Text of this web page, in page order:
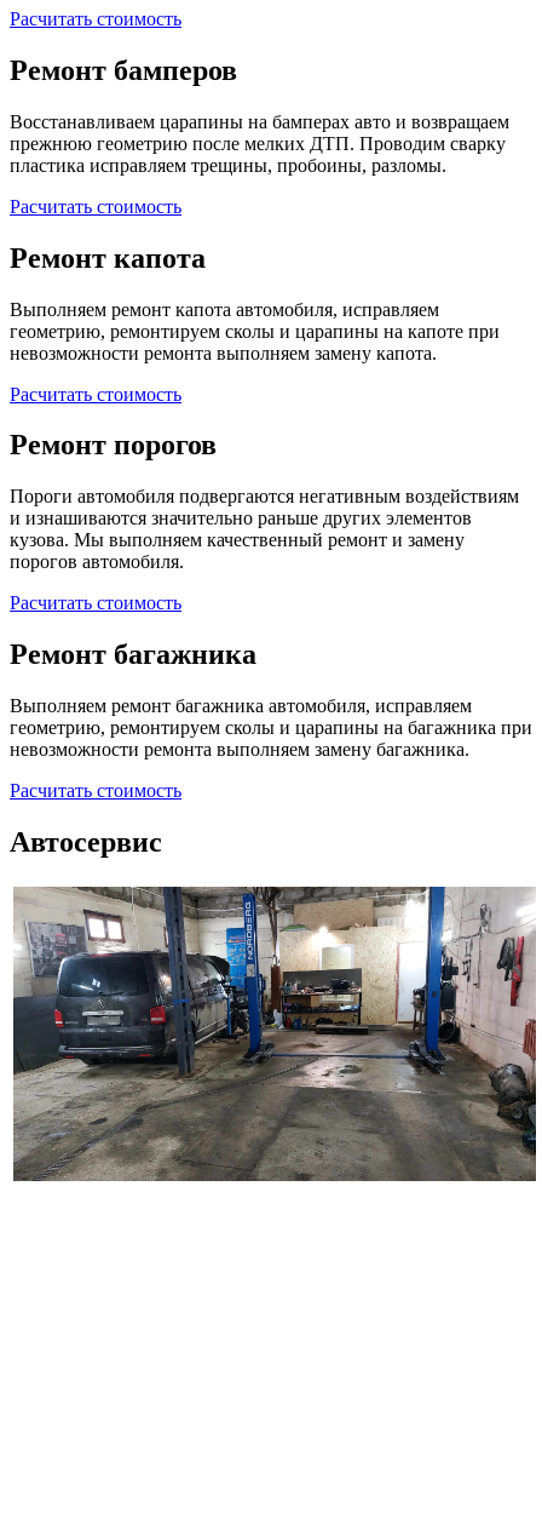
Расчитать стоимость
Ремонт бамперов
Восстанавливаем царапины на бамперах авто и возвращаем
прежнюю геометрию после мелких ДТП. Проводим сварку
пластика исправляем трещины, пробоины, разломы.
Расчитать стоимость
Ремонт капота
Выполняем ремонт капота автомобиля, исправляем
геометрию, ремонтируем сколы и царапины на капоте при
невозможности ремонта выполняем замену капота.
Расчитать стоимость
Ремонт порогов
Пороги автомобиля подвергаются негативным воздействиям
и изнашиваются значительно раньше других элементов
кузова. Мы выполняем качественный ремонт и замену
порогов автомобиля.
Расчитать стоимость
Ремонт багажника
Выполняем ремонт багажника автомобиля, исправляем
геометрию, ремонтируем сколы и царапины на багажника при
невозможности ремонта выполняем замену багажника.
Расчитать стоимость
Автосервис